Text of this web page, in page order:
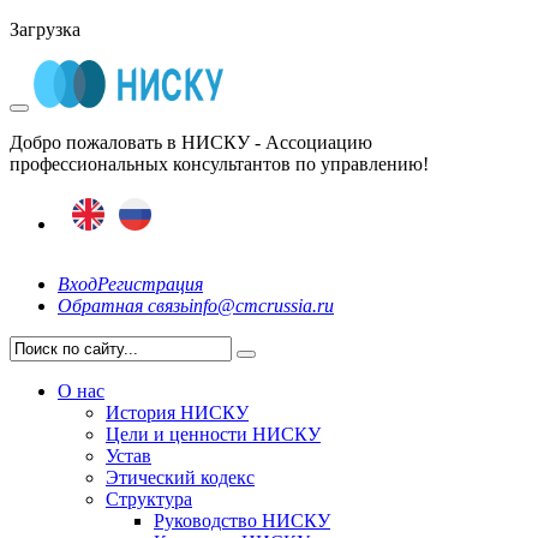
Загрузка
Добро пожаловать в НИСКУ - Ассоциацию
профессиональных консультантов по управлению!
ВходРегистрация
Обратная связьinfo@cmcrussia.ru
О нас
История НИСКУ
Цели и ценности НИСКУ
Устав
Этический кодекс
Структура
Руководство НИСКУ